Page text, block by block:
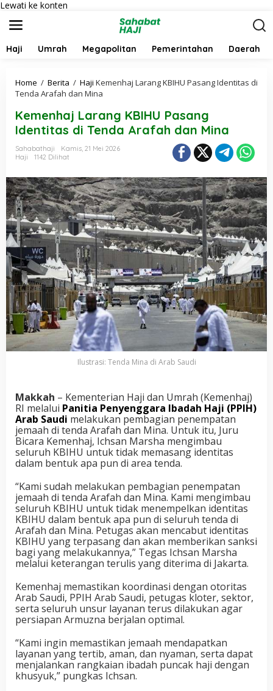
Lewati ke konten
Haji Umrah Megapolitan Pemerintahan Daerah
Home / Berita / Haji Kemenhaj Larang KBIHU Pasang Identitas di
Tenda Arafah dan Mina
Kemenhaj Larang KBIHU Pasang
Identitas di Tenda Arafah dan Mina
Sahabathaji
Kamis, 21 Mei 2026
Haji
1142 Dilihat
Ilustrasi: Tenda Mina di Arab Saudi
Makkah – Kementerian Haji dan Umrah (Kemenhaj)
RI melalui Panitia Penyenggara Ibadah Haji (PPIH)
Arab Saudi melakukan pembagian penempatan
jemaah di tenda Arafah dan Mina. Untuk itu, Juru
Bicara Kemenhaj, Ichsan Marsha mengimbau
seluruh KBIHU untuk tidak memasang identitas
dalam bentuk apa pun di area tenda.
“Kami sudah melakukan pembagian penempatan
jemaah di tenda Arafah dan Mina. Kami mengimbau
seluruh KBIHU untuk tidak menempelkan identitas
KBIHU dalam bentuk apa pun di seluruh tenda di
Arafah dan Mina. Petugas akan mencabut identitas
KBIHU yang terpasang dan akan memberikan sanksi
bagi yang melakukannya,” Tegas Ichsan Marsha
melalui keterangan terulis yang diterima di Jakarta.
Kemenhaj memastikan koordinasi dengan otoritas
Arab Saudi, PPIH Arab Saudi, petugas kloter, sektor,
serta seluruh unsur layanan terus dilakukan agar
persiapan Armuzna berjalan optimal.
“Kami ingin memastikan jemaah mendapatkan
layanan yang tertib, aman, dan nyaman, serta dapat
menjalankan rangkaian ibadah puncak haji dengan
khusyuk,” pungkas Ichsan.